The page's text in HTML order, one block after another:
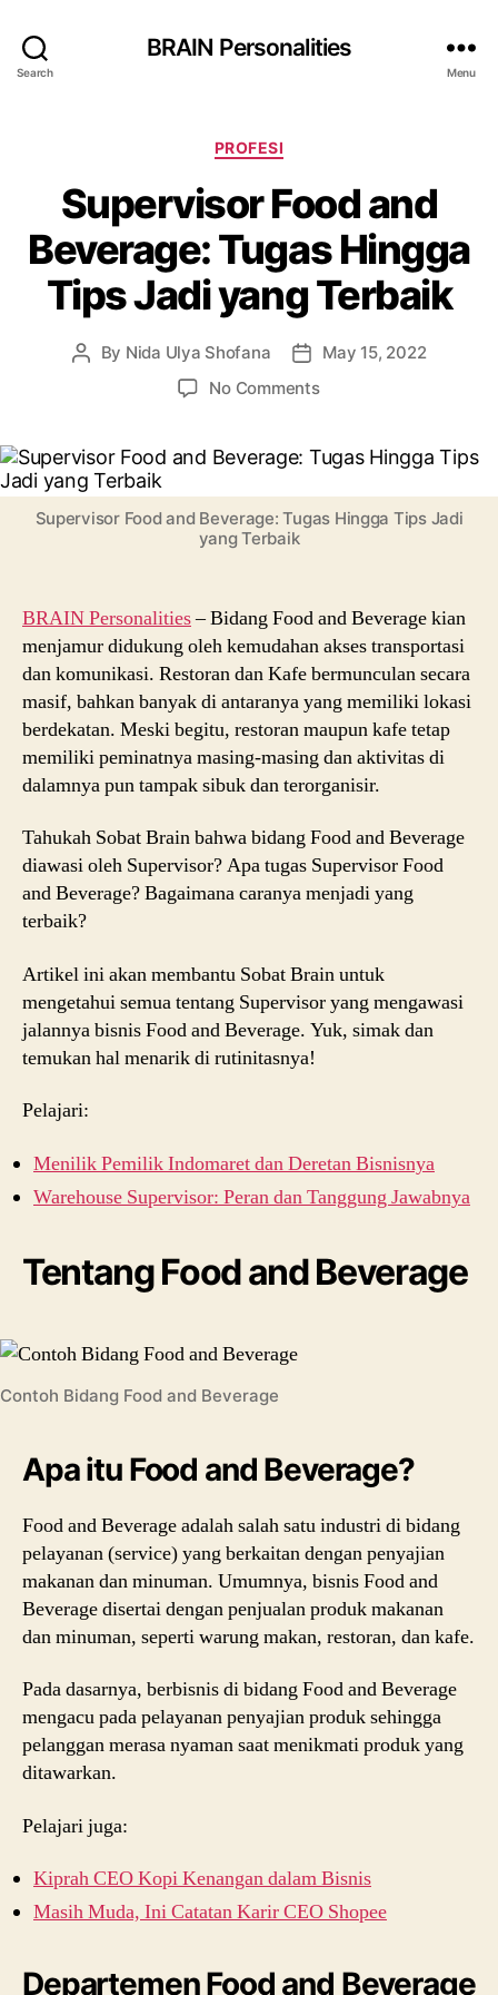
Search
BRAIN Personalities
Menu
Categories
PROFESI
Supervisor Food and
Beverage: Tugas Hingga
Tips Jadi yang Terbaik
Post
By Nida Ulya Shofana
PostMay 15, 2022
No Commentson
and
Tugas
Hingga
yang
Terbaik
Supervisor Food and Beverage: Tugas Hingga Tips Jadi
yang Terbaik
BRAIN Personalities– Bidang Food and Beverage kian
menjamur didukung oleh kemudahan akses transportasi
dan komunikasi. Restoran dan Kafe bermunculan secara
masif, bahkan banyak di antaranya yang memiliki lokasi
berdekatan. Meski begitu, restoran maupun kafe tetap
memiliki peminatnya masing-masing dan aktivitas di
dalamnya pun tampak sibuk dan terorganisir.
Tahukah Sobat Brain bahwa bidang Food and Beverage
diawasi oleh Supervisor? Apa tugas Supervisor Food
and Beverage? Bagaimana caranya menjadi yang
terbaik?
Artikel ini akan membantu Sobat Brain untuk
mengetahui semua tentang Supervisor yang mengawasi
jalannya bisnis Food and Beverage. Yuk, simak dan
temukan hal menarik di rutinitasnya!
Pelajari:
Menilik Pemilik Indomaret dan Deretan Bisnisnya
Warehouse Supervisor: Peran dan Tanggung Jawabnya
Tentang Food and Beverage
Contoh Bidang Food and Beverage
Apa itu Food and Beverage?
Food and Beverage adalah salah satu industri di bidang
pelayanan (service) yang berkaitan dengan penyajian
makanan dan minuman. Umumnya, bisnis Food and
Beverage disertai dengan penjualan produk makanan
dan minuman, seperti warung makan, restoran, dan kafe.
Pada dasarnya, berbisnis di bidang Food and Beverage
mengacu pada pelayanan penyajian produk sehingga
pelanggan merasa nyaman saat menikmati produk yang
ditawarkan.
Pelajari juga:
Kiprah CEO Kopi Kenangan dalam Bisnis
Masih Muda, Ini Catatan Karir CEO Shopee
Departemen Food and Beverage